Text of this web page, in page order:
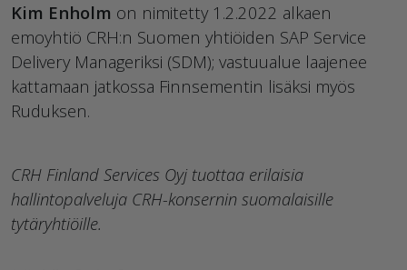
Kim Enholm on nimitetty 1.2.2022 alkaen
emoyhtiö CRH:n Suomen yhtiöiden SAP Service
Delivery Manageriksi (SDM); vastuualue laajenee
kattamaan jatkossa Finnsementin lisäksi myös
Ruduksen.
CRH Finland Services Oyj tuottaa erilaisia
hallintopalveluja CRH-konsernin suomalaisille
tytäryhtiöille.